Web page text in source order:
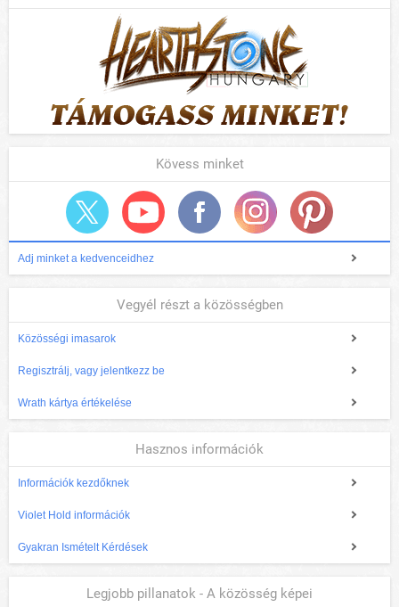
Kövess minket
Adj minket a kedvenceidhez
Vegyél részt a közösségben
Közösségi imasarok
Regisztrálj, vagy jelentkezz be
Wrath kártya értékelése
Hasznos információk
Információk kezdőknek
Violet Hold információk
Gyakran Ismételt Kérdések
Legjobb pillanatok - A közösség képei